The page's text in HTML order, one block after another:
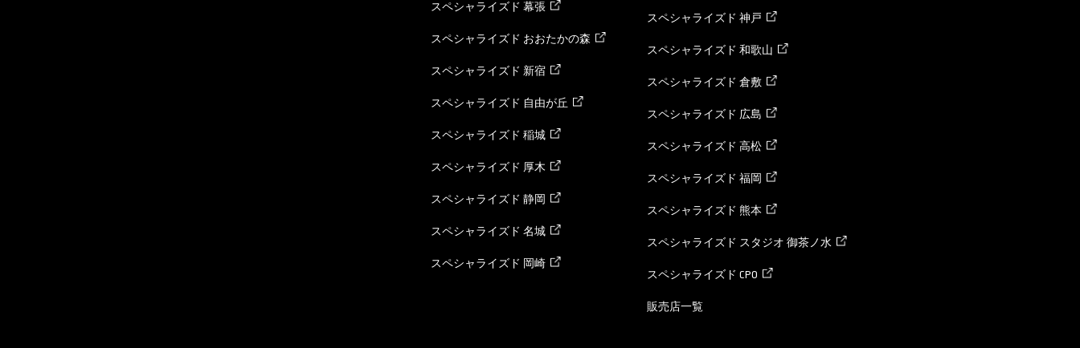
スペシャライズド 幕張
スペシャライズド おおたかの森
スペシャライズド 新宿
スペシャライズド 自由が丘
スペシャライズド 稲城
スペシャライズド 厚木
スペシャライズド 静岡
スペシャライズド 名城
スペシャライズド 岡崎
スペシャライズド 神戸
スペシャライズド 和歌山
スペシャライズド 倉敷
スペシャライズド 広島
スペシャライズド 高松
スペシャライズド 福岡
スペシャライズド 熊本
スペシャライズド スタジオ 御茶ノ水
スペシャライズド CPO
販売店一覧